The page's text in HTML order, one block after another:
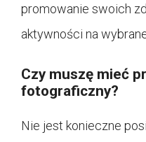
promowanie swoich
aktywności na
Czy muszę mieć
fotograficzny?
Nie jest konieczne